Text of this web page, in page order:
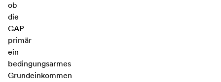
ob
die
GAP
primär
ein
bedingungsarmes
Grundeinkommen